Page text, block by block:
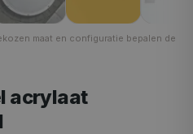
maat en configuratie bepalen de
acrylaat